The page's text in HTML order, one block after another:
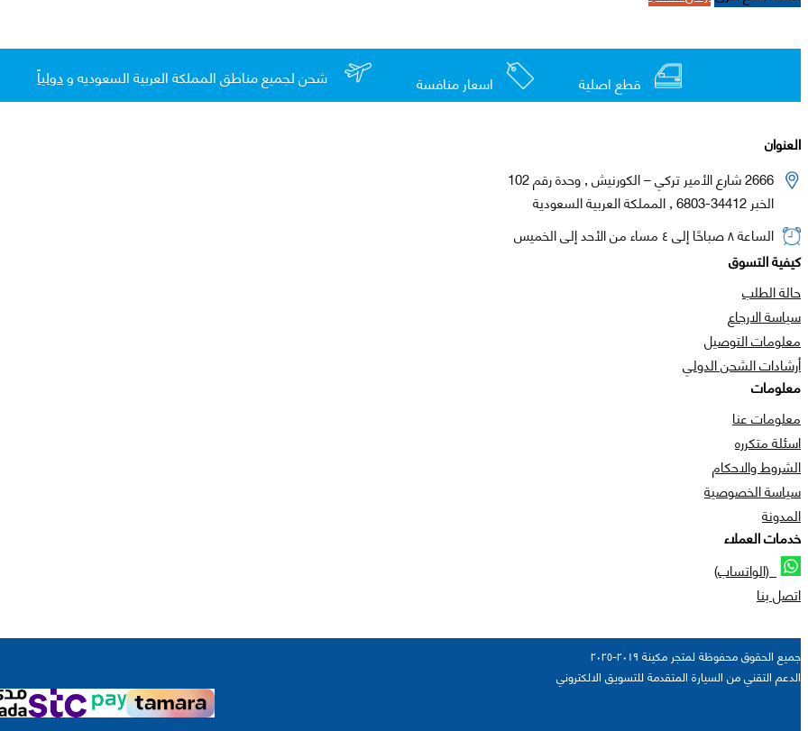
قطع اصلية اسعار منافسة شحن لجميع مناطق المملكة العربية السعوديه ودولياً
العنوان
2666 شارع الأمير تركي – الكورنيش , وحدة رقم 102
الخبر 34412-6803 , المملكة العربية السعودية
الساعة ٨ صباحًا إلى ٤ مساء من الأحد إلى الخميس
كيفية التسوق
حالة الطلب
سياسة الارجاع
معلومات التوصيل
أرشادات الشحن الدولي
معلومات
معلومات عنا
اسئلة متكرره
الشروط والاحكام
سياسة الخصوصية
المدونة
خدمات العملاء
(الواتساب)
اتصل بنا
جميع الحقوق محفوظة لمتجر مكينة ٢٠١٩-٢٠٢٥
الدعم التقني من السيارة المتقدمة للتسويق الالكتروني